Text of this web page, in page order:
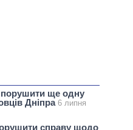
ще одну
Дніпра6 липня
справу щодо